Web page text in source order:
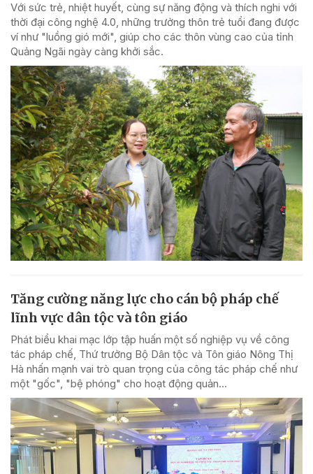
Với sức trẻ, nhiệt huyết, cùng sự năng động và thích nghi với
thời đại công nghệ 4.0, những trưởng thôn trẻ tuổi đang được
ví như "luồng gió mới", giúp cho các thôn vùng cao của tỉnh
Quảng Ngãi ngày càng khởi sắc.
Tăng cường năng lực cho cán bộ pháp chế
lĩnh vực dân tộc và tôn giáo
Phát biểu khai mạc lớp tập huấn một số nghiệp vụ về công
tác pháp chế, Thứ trưởng Bộ Dân tộc và Tôn giáo Nông Thị
Hà nhấn mạnh vai trò quan trọng của công tác pháp chế như
một "gốc", "bệ phóng" cho hoạt động quản...